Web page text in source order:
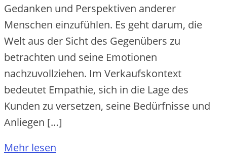
Gedanken und Perspektiven anderer
Menschen einzufühlen. Es geht darum, die
Welt aus der Sicht des Gegenübers zu
betrachten und seine Emotionen
nachzuvollziehen. Im Verkaufskontext
bedeutet Empathie, sich in die Lage des
Kunden zu versetzen, seine Bedürfnisse und
Anliegen […]
Mehr lesen